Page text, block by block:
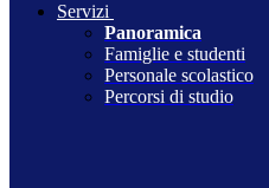
Servizi
Panoramica
Famiglie e studenti
Personale scolastico
Percorsi di studio